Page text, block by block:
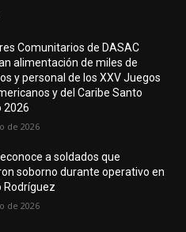
Comunitarios de DASAC
alimentación de miles de
y personal de los XXV Juegos
y del Caribe Santo
2026
de 2026
a soldados que
soborno durante operativo en
Rodríguez
de 2026